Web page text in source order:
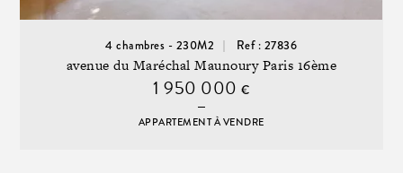
4 chambres - 230M2 Ref : 27836
avenue du Maréchal Maunoury Paris 16ème
1 950 000€
APPARTEMENT À VENDRE